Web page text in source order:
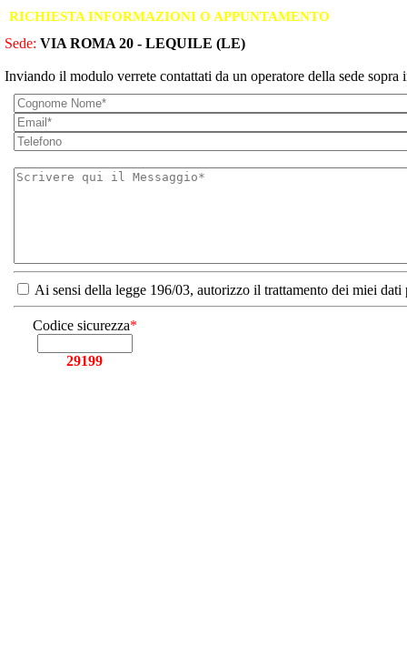
RICHIESTA INFORMAZIONI O APPUNTAMENTO
Sede: VIA ROMA 20 - LEQUILE (LE)
Inviando il modulo verrete contattati da un operatore della sede sopra
Ai sensi della legge 196/03, autorizzo il trattamento dei miei
Codice sicurezza*
29199